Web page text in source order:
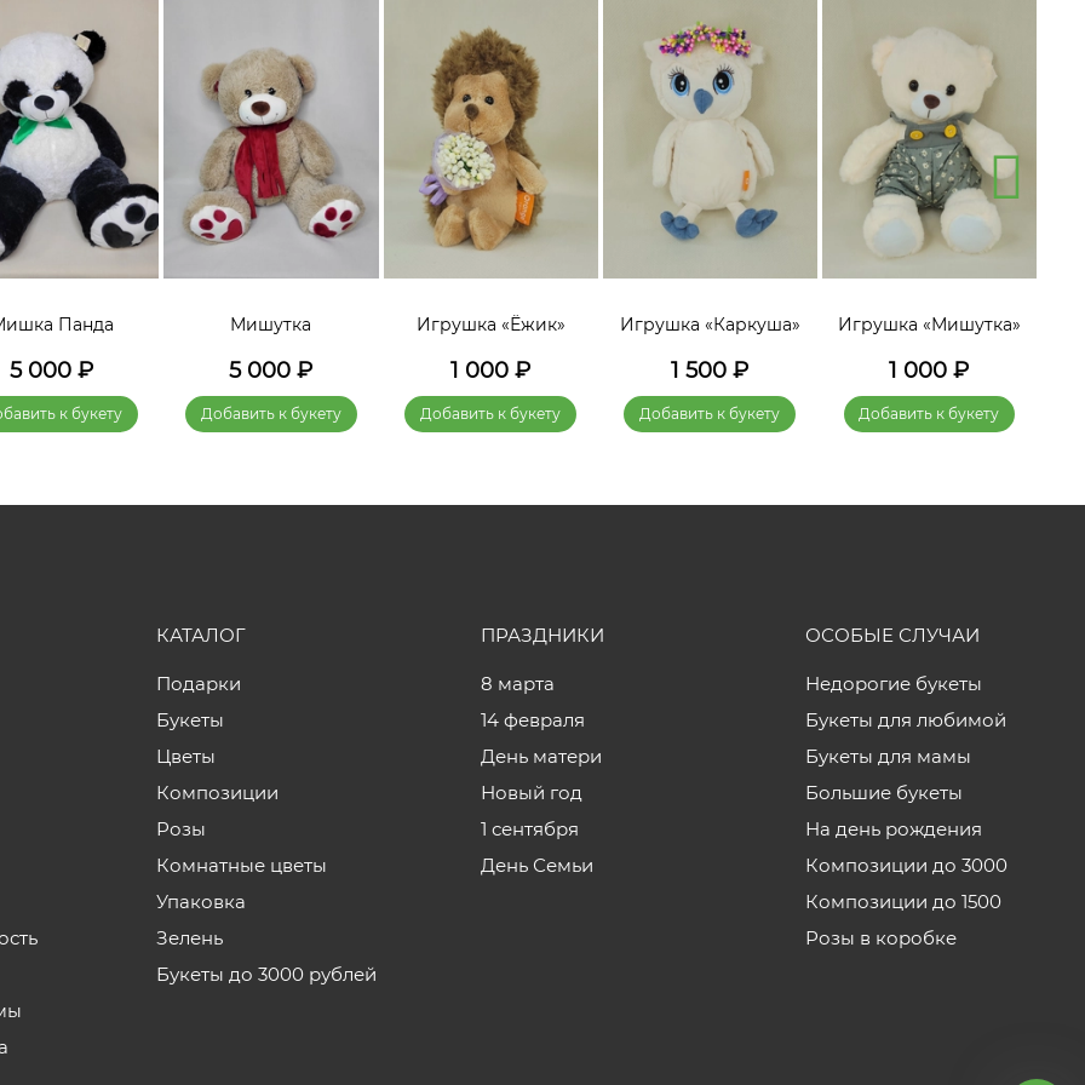
Панда
5 000 ₽
к букету
Мишутка
5 000 ₽
Добавить к букету
Игрушка «Ёжик»
1 000 ₽
Добавить к букету
Игрушка «Каркуша»
1 500 ₽
Добавить к букету
Игрушка «Мишутка»
1 000 ₽
Добавить к букету
КАТАЛОГ
Подарки
Букеты
Цветы
Композиции
Розы
Комнатные цветы
Упаковка
Зелень
Букеты до 3000 рублей
ПРАЗДНИКИ
8 марта
14 февраля
День матери
Новый год
1 сентября
День Семьи
ОСОБЫЕ СЛУЧАИ
Недорогие букеты
Букеты для любимой
Букеты для мамы
Большие букеты
На день рождения
Композиции до 3000
Композиции до 1500
Розы в коробке